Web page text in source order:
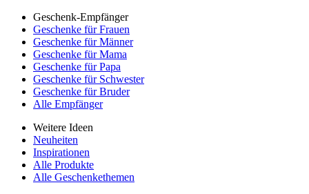
Geschenk-Empfänger
Geschenke für Frauen
Geschenke für Männer
Geschenke für Mama
Geschenke für Papa
Geschenke für Schwester
Geschenke für Bruder
Alle Empfänger
Weitere Ideen
Neuheiten
Inspirationen
Alle Produkte
Alle Geschenkethemen